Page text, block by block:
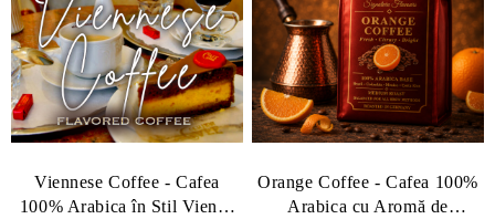
Viennese Coffee - Cafea
100% Arabica în Stil Vienez
Orange Coffee - Cafea 100%
Arabica cu Aromă de